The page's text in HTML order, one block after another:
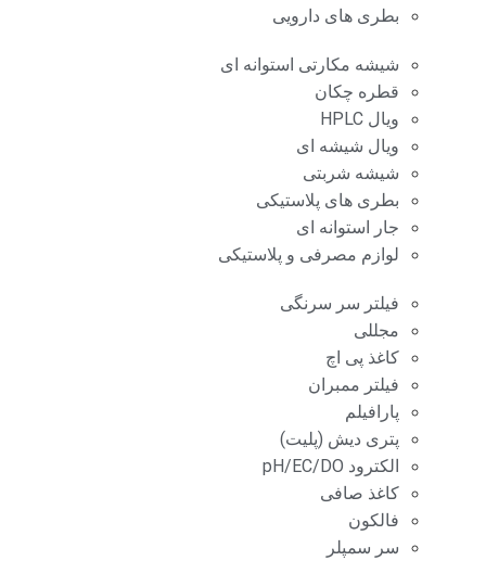
بطری های دارویی
شیشه مکارتی استوانه ای
قطره چکان
ویال HPLC
ویال شیشه ای
شیشه شربتی
بطری های پلاستیکی
جار استوانه ای
لوازم مصرفی و پلاستیکی
فیلتر سر سرنگی
مجللی
کاغذ پی اچ
فیلتر ممبران
پارافیلم
پتری دیش (پلیت)
الکترود pH/EC/DO
کاغذ صافی
فالکون
سر سمپلر